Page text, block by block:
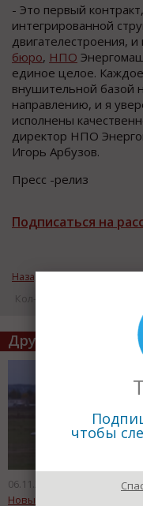
- Это первый
интегрированной
двигателестроения,
бюро, НПО
единое целое.
внушительной базой
направлению, и я
исполнены
директор НПО
Игорь Арбузов.
Пресс -релиз
Подписаться на
Назад к рубрике
Кол-во просмотров: 16565
Другие статьи по
06.11.2016
Новый российский самолет
чтобы